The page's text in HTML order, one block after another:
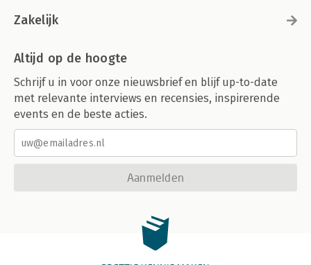
Zakelijk
Altijd op de hoogte
Schrijf u in voor onze nieuwsbrief en blijf up-to-date
met relevante interviews en recensies, inspirerende
events en de beste acties.
Aanmelden